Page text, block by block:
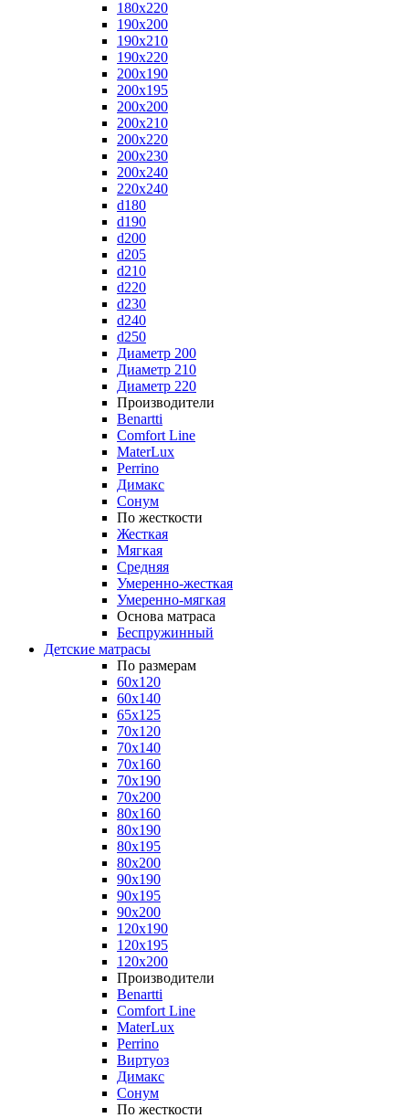
180x220
190x200
190x210
190x220
200x190
200x195
200x200
200x210
200x220
200x230
200x240
220x240
d180
d190
d200
d205
d210
d220
d230
d240
d250
Диаметр 200
Диаметр 210
Диаметр 220
Производители
Benartti
Comfort Line
MaterLux
Perrino
Димакс
Сонум
По жесткости
Жесткая
Мягкая
Средняя
Умеренно-жесткая
Умеренно-мягкая
Основа матраса
Беспружинный
Детские матрасы
По размерам
60x120
60x140
65x125
70x120
70x140
70x160
70x190
70x200
80x160
80x190
80x195
80x200
90x190
90x195
90x200
120x190
120x195
120x200
Производители
Benartti
Comfort Line
MaterLux
Perrino
Виртуоз
Димакс
Сонум
По жесткости